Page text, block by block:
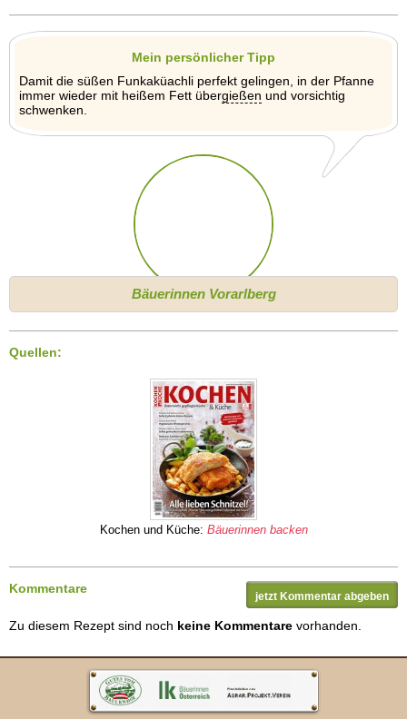
Mein persönlicher Tipp
Damit die süßen Funkaküachli perfekt gelingen, in der Pfanne
immer wieder mit heißem Fett übergießen und vorsichtig
schwenken.
Bäuerinnen Vorarlberg
Quellen:
Kochen und Küche: Bäuerinnen backen
jetzt Kommentar abgeben
Kommentare
Zu diesem Rezept sind noch keine Kommentare vorhanden.